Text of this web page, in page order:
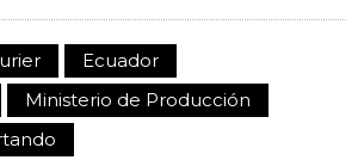
Ecuador
Ministerio de Producción